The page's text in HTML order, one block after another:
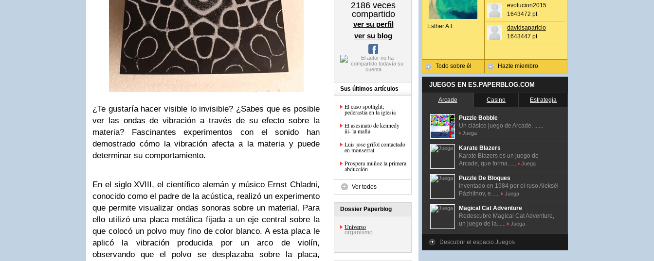
¿Te gustaría hacer visible lo invisible? ¿Sabes que es posible
ver las ondas de vibración a través de su efecto sobre la
materia? Fascinantes experimentos con el sonido han
demostrado cómo la vibración afecta a la materia y puede
determinar su comportamiento.
En el siglo XVIII, el científico alemán y músico Ernst Chladni,
conocido como el padre de la acústica, realizó un experimento
que permite visualizar ondas sonoras sobre un material. Para
ello utilizó una placa metálica fijada a un eje central sobre la
que colocó un polvo muy fino de color blanco. A esta placa le
aplicó la vibración producida por un arco de violín,
observando que el polvo se desplazaba sobre la placa,
2186 veces
compartido
ver su perfil
ver su blog
Sus últimos artículos
El caso spotlight;
pederastia en la iglesia
El asesinato de kennedy
iii- la mafia
Luis jose grifol contactado
en monserrat
Prospera muñoz la primera
abducción
Ver todos
Dossier Paperblog
Universo
organismo
Esther A.l.
Todo sobre él
evolucion2015
1643472 pt
davidsaparicio
1643447 pt
Hazte miembro
JUEGOS EN ES.PAPERBLOG.COM
Arcade Casino Estrategia
Puzzle Bobble
Un clásico juego de Arcade. ......
Juega
Karate Blazers
Karate Blazers es un juego de
Arcade, que forma......
Juega
Puzzle De Bloques
Inventado en 1984 por el ruso Alekséi
Pázhitnov, e......
Juega
Magical Cat Adventure
Redescubre Magical Cat Adventure,
un juego de la......
Juega
Descubrir el espacio Juegos